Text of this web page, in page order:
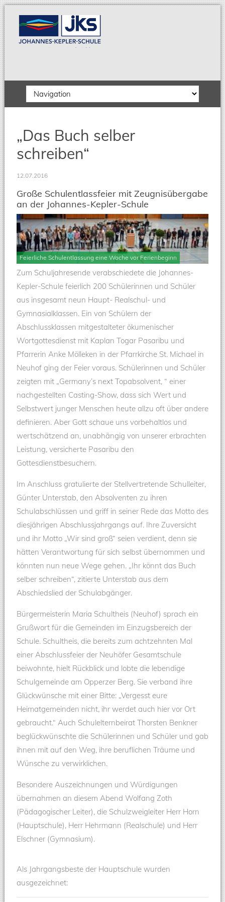
Zielseite
„Das Buch selber
schreiben“
12.07.2016
Große Schulentlassfeier mit Zeugnisübergabe
an der Johannes-Kepler-Schule
Feierliche Schulentlassung eine Woche vor Ferienbeginn
Zum Schuljahresende verabschiedete die Johannes-
Kepler-Schule feierlich 200 Schülerinnen und Schüler
aus insgesamt neun Haupt- Realschul- und
Gymnasialklassen. Ein von Schülern der
Abschlussklassen mitgestalteter ökumenischer
Wortgottesdienst mit Kaplan Togar Pasaribu und
Pfarrerin Anke Mölleken in der Pfarrkirche St. Michael in
Neuhof ging der Feier voraus. Schülerinnen und Schüler
zeigten mit „Germany’s next Topabsolvent, “ einer
nachgestellten Casting-Show, dass sich Wert und
Selbstwert junger Menschen heute allzu oft über andere
definieren. Aber Gott schaue uns vorbehaltlos und
wertschätzend an, unabhängig von unserer erbrachten
Leistung, versicherte Pasaribu den
Gottesdienstbesuchern.
Im Anschluss gratulierte der Stellvertretende Schulleiter,
Günter Unterstab, den Absolventen zu ihren
Schulabschlüssen und griff in seiner Rede das Motto des
diesjährigen Abschlussjahrgangs auf. Ihre Zuversicht
und ihr Motto „Wir sind groß“ seien verdient, denn sie
hätten Verantwortung für sich selbst übernommen und
könnten nun neue Wege gehen. „Ihr könnt das Buch
selber schreiben“, zitierte Unterstab aus dem
Abschiedslied der Schulabgänger.
Bürgermeisterin Maria Schultheis (Neuhof) sprach ein
Grußwort für die Gemeinden im Einzugsbereich der
Schule. Schultheis, die bereits zum achtzehnten Mal
einer Abschlussfeier der Neuhöfer Gesamtschule
beiwohnte, hielt Rückblick und lobte die lebendige
Schulgemeinde am Opperzer Berg. Sie verband ihre
Glückwünsche mit einer Bitte: „Vergesst eure
Heimatgemeinden nicht, ihr werdet auch hier vor Ort
gebraucht.“ Auch Schulelternbeirat Thorsten Benkner
beglückwünschte die Schülerinnen und Schüler und gab
ihnen mit auf den Weg, ihre beruflichen Träume und
Wünsche zu verwirklichen.
Besondere Auszeichnungen und Würdigungen
übernahmen an diesem Abend Wolfang Zoth
(Pädagogischer Leiter), die Schulzweigleiter Herr Horn
(Hauptschule), Herr Hehrmann (Realschule) und Herr
Elschner (Gymnasium).
Als Jahrgangsbeste der Hauptschule wurden
ausgezeichnet: